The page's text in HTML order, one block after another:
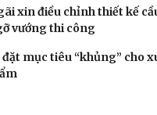
Câu
Kể
xin điều chỉnh thiết kế
vướng thi công
mục tiêu “khủng” cho